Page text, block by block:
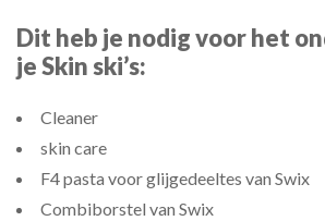
Dit heb je nodig voor het
je Skin ski’s:
Cleaner
skin care
F4 pasta voor glijgedeeltes van Swix
Combiborstel van Swix